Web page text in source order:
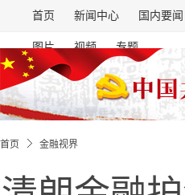
首页 新闻中心 国内要闻
图片 视频 专题
首页 金融视界